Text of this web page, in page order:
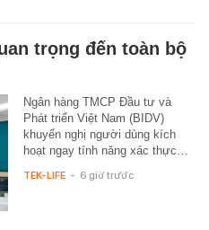
trọng đến toàn bộ
Ngân hàng TMCP Đầu tư và
Phát triển Việt Nam (BIDV)
khuyến nghị người dùng kích
hoạt ngay tính năng xác thực…
TEK-LIFE - 6 giờ trước